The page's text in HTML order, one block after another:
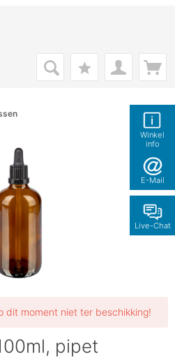
Winkel
info
E-Mail
Live-Chat
dit moment niet ter beschikking!
pipet